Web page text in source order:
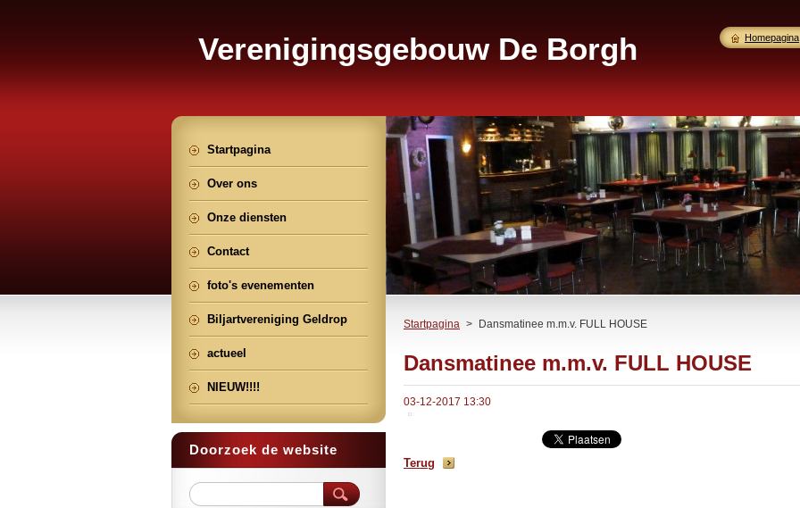
Verenigingsgebouw De Borgh
Geldrop
Startpagina > Dansmatinee m.m.v. FULL HOUSE
Dansmatinee m.m.v. FULL HOUSE
03-12-2017 13:30
Terug
Startpagina
Over ons
Onze diensten
Contact
foto's evenementen
Biljartvereniging Geldrop
actueel
NIEUW!!!!
Doorzoek de website
Homepagina